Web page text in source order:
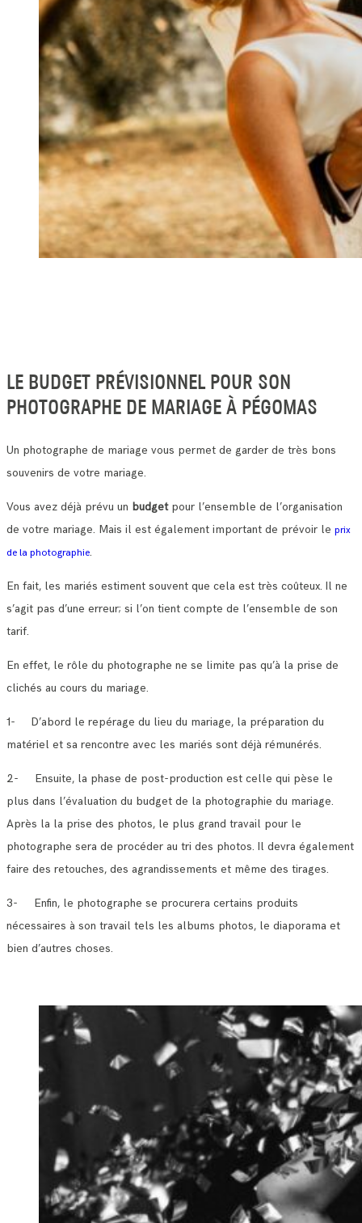
LE BUDGET PRÉVISIONNEL POUR SON
PHOTOGRAPHE DE MARIAGE À PÉGOMAS
Un photographe de mariage vous permet de garder de très bons
souvenirs de votre mariage.
Vous avez déjà prévu un budget pour l’ensemble de l’organisation
de votre mariage. Mais il est également important de prévoir le prix
de la photographie.
En fait, les mariés estiment souvent que cela est très coûteux. Il ne
s’agit pas d’une erreur; si l’on tient compte de l’ensemble de son
tarif.
En effet, le rôle du photographe ne se limite pas qu’à la prise de
clichés au cours du mariage.
1- D’abord le repérage du lieu du mariage, la préparation du
matériel et sa rencontre avec les mariés sont déjà rémunérés.
2- Ensuite, la phase de post-production est celle qui pèse le
plus dans l’évaluation du budget de la photographie du mariage.
Après la la prise des photos, le plus grand travail pour le
photographe sera de procéder au tri des photos. Il devra également
faire des retouches, des agrandissements et même des tirages.
3- Enfin, le photographe se procurera certains produits
nécessaires à son travail tels les albums photos, le diaporama et
bien d’autres choses.